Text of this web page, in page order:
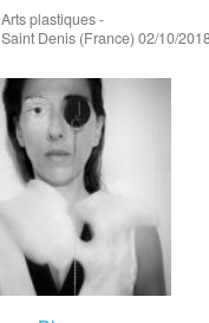
Arts plastiques-
Saint Denis (France) 02/10/